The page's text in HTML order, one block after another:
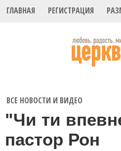
ГЛАВНАЯ РЕГИСТРАЦИЯ
ВСЕ НОВОСТИ И ВИДЕО
"Чи ти
пастор Рон